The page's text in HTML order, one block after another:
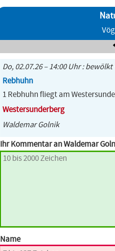
Do, 02.07.26 – 14:00 Uhr : bewölkt
Rebhuhn
1 Rebhuhn fliegt am
Westersunderberg
Waldemar Golnik
Ihr Kommentar an Waldemar
Name